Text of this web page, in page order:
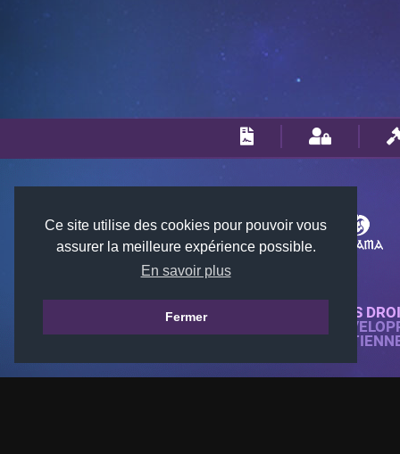
Ce site utilise des cookies pour pouvoir vous
assurer la meilleure expérience possible.
En savoir plus
Fermer
© 2018-2026 KTARENA. TOUS
SITE WEB ENTIÈREMENT
TOUTES LES IMAGES